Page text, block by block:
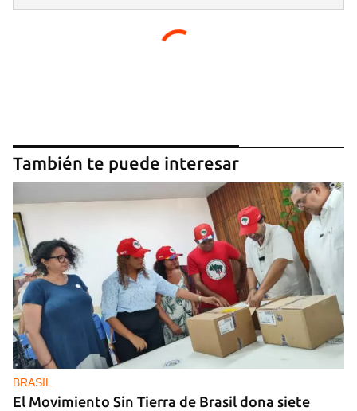
También te puede interesar
BRASIL
El Movimiento Sin Tierra de Brasil dona siete